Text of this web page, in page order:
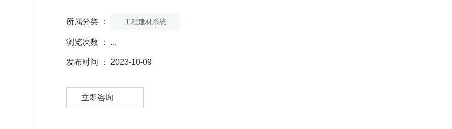
所属分类 ： 工程建材系统
浏览次数 ： ...
发布时间 ： 2023-10-09
立即咨询